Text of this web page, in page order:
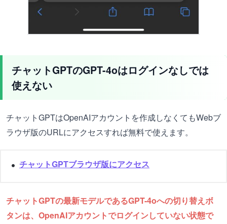
チャットGPTのGPT-4oはログインなしでは
使えない
チャットGPTはOpenAIアカウントを作成しなくてもWebブ
ラウザ版のURLにアクセスすれば無料で使えます。
チャットGPTブラウザ版にアクセス
チャットGPTの最新モデルであるGPT-4oへの切り替えボ
タンは、OpenAIアカウントでログインしていない状態で